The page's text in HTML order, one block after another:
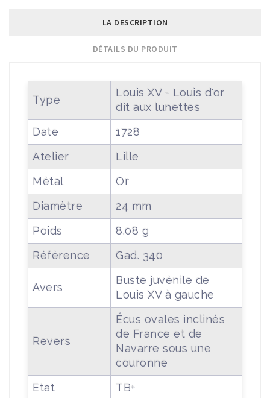
LA DESCRIPTION
DÉTAILS DU PRODUIT
Type
Louis XV - Louis d'or
dit aux lunettes
Date
1728
Atelier
Lille
Métal
Or
Diamètre
24 mm
Poids
8.08 g
Référence
Gad. 340
Avers
Buste juvénile de
Louis XV à gauche
Revers
Écus ovales inclinés
de France et de
Navarre sous une
couronne
Etat
TB+